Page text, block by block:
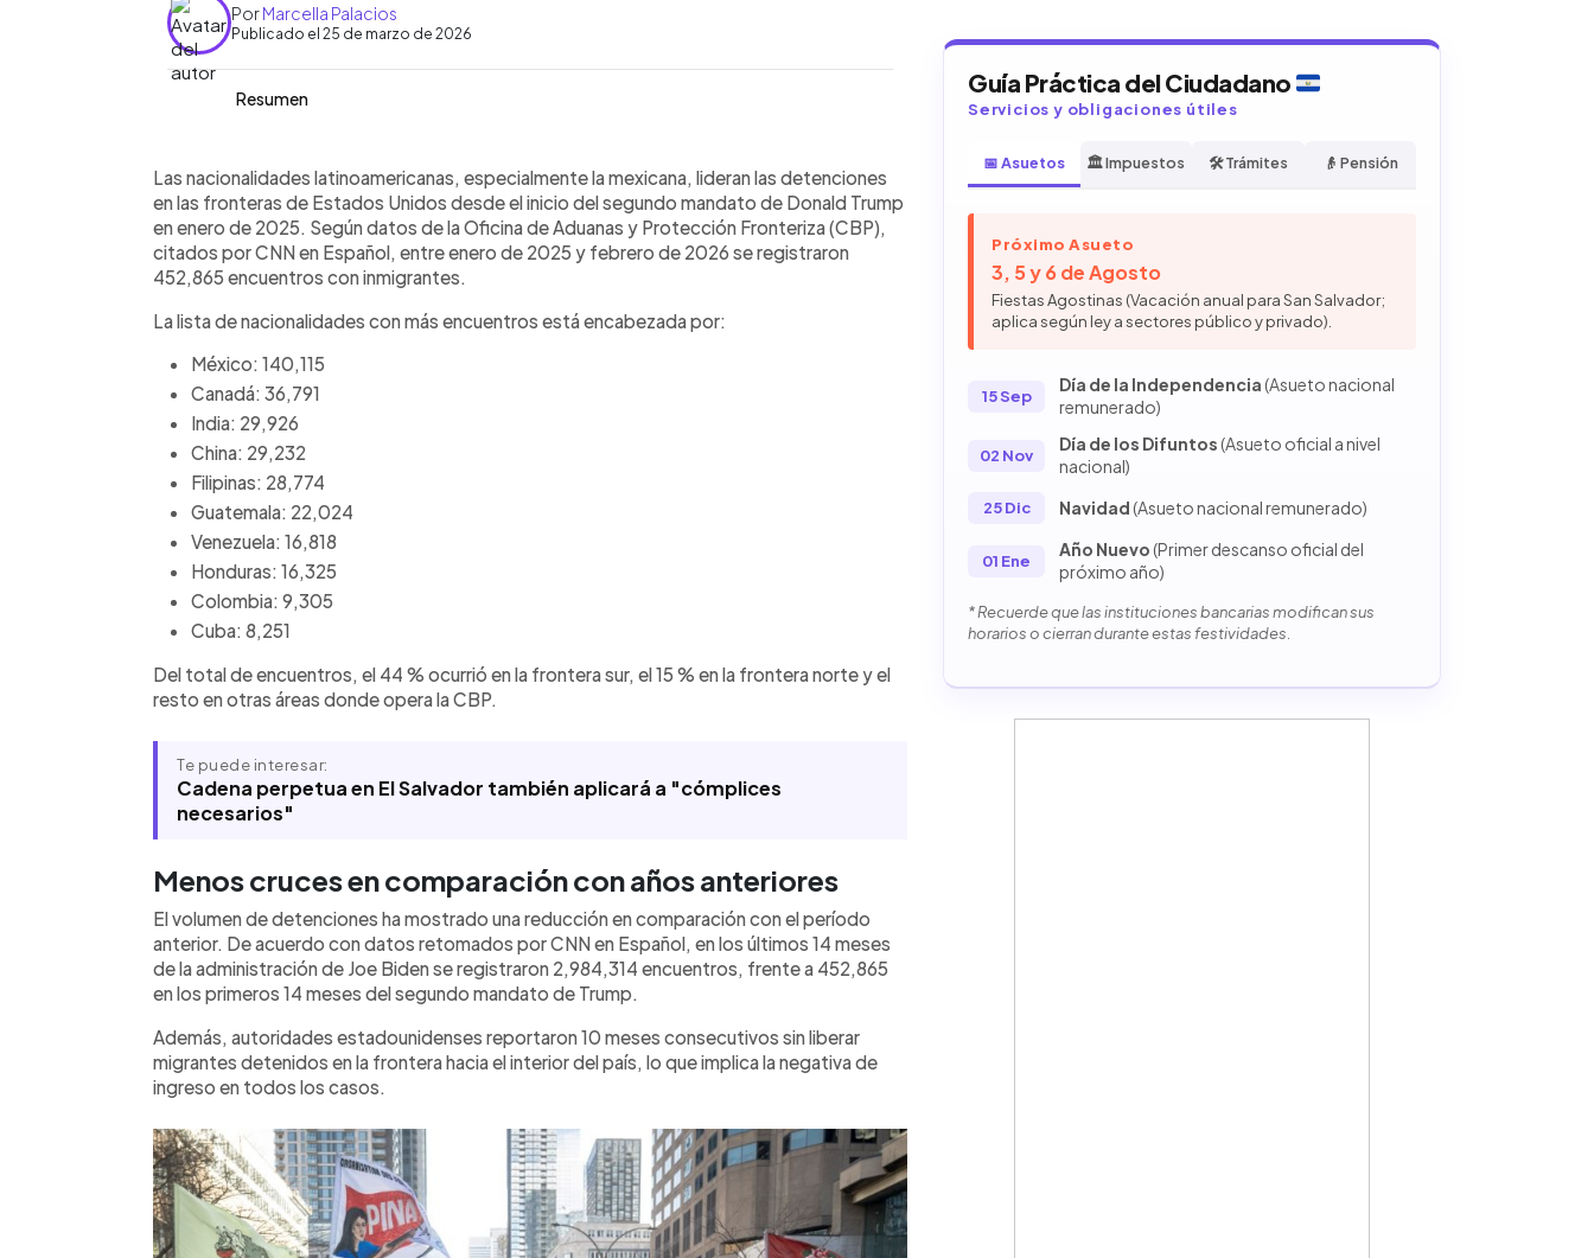
PorMarcella Palacios
Publicado el 25 de marzo de 2026
Resumen
Escuchar artículo
Entre enero de 2025 y febrero de 2026, Estados Unidos registró 452,865
encuentros con migrantes en sus fronteras, según datos citados por CNN
en Español. Los latinos, especialmente mexicanos, lideran las detenciones,
seguidos por nacionalidades como Canadá, India y China. Aunque miles de
personas continúan llegando, las cifras muestran una reducción frente al
pasaron de más de 319,000 a 16,818. A pesar de la disminución, América
migratorias actuales.
Las nacionalidades latinoamericanas, especialmente la mexicana, lideran las detenciones
en las fronteras de Estados Unidos desde el inicio del segundo mandato de Donald Trump
en enero de 2025. Según datos de la Oficina de Aduanas y Protección Fronteriza (CBP),
citados por CNN en Español, entre enero de 2025 y febrero de 2026 se registraron
452,865 encuentros con inmigrantes.
La lista de nacionalidades con más encuentros está encabezada por:
México: 140,115
Canadá: 36,791
India: 29,926
China: 29,232
Filipinas: 28,774
Guatemala: 22,024
Venezuela: 16,818
Honduras: 16,325
Colombia: 9,305
Cuba: 8,251
Del total de encuentros, el 44 % ocurrió en la frontera sur, el 15 % en la frontera norte y el
resto en otras áreas donde opera la CBP.
Te puede interesar:
Cadena perpetua en El Salvador también aplicará a "cómplices
necesarios"
Menos cruces en comparación con años anteriores
El volumen de detenciones ha mostrado una reducción en comparación con el período
anterior. De acuerdo con datos retomados por CNN en Español, en los últimos 14 meses
de la administración de Joe Biden se registraron 2,984,314 encuentros, frente a 452,865
en los primeros 14 meses del segundo mandato de Trump.
Además, autoridades estadounidenses reportaron 10 meses consecutivos sin liberar
migrantes detenidos en la frontera hacia el interior del país, lo que implica la negativa de
ingreso en todos los casos.
Guía Práctica del Ciudadano
Servicios y obligaciones útiles
📅 Asuetos 🏛️ Impuestos 🛠️ Trámites 👴 Pensión
Próximo Asueto
3, 5 y 6 de Agosto
Fiestas Agostinas (Vacación anual para San Salvador;
aplica según ley a sectores público y privado).
15 Sep
Día de la Independencia(Asueto nacional
remunerado)
02 Nov
Día de los Difuntos(Asueto oficial a nivel
nacional)
25 Dic Navidad(Asueto nacional remunerado)
01 Ene
Año Nuevo(Primer descanso oficial del
próximo año)
* Recuerde que las instituciones bancarias modifican sus
horarios o cierran durante estas festividades.